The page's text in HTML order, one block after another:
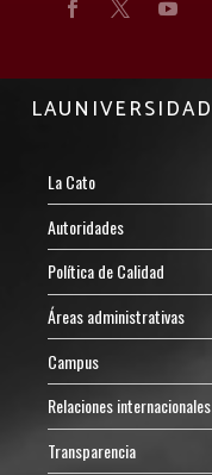
LAUNIVERSIDAD
La Cato
Autoridades
Política de Calidad
Áreas administrativas
Campus
Relaciones internacionales
Transparencia